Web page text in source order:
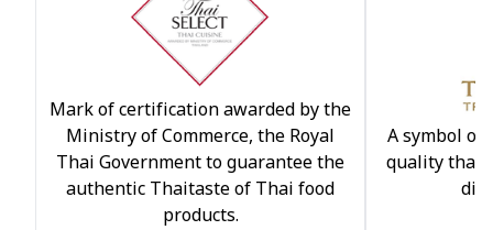
Mark of certification awarded by the
Ministry of Commerce, the Royal
Thai Government to guarantee the
authentic Thaitaste of Thai food
products.
A symbol of
quality that